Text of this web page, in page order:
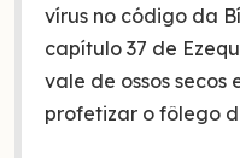
vírus no código da
capítulo 37 de
vale de ossos secos
profetizar o fôlego